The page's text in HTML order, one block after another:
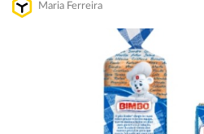
Maria Ferreira